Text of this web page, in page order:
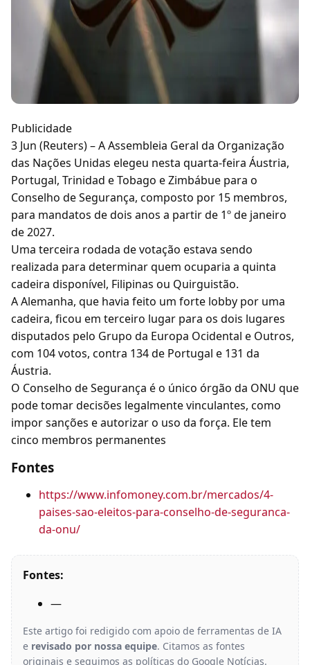
Publicidade
3 Jun (Reuters) – A Assembleia Geral da Organização
das Nações Unidas elegeu nesta quarta-feira Áustria,
Portugal, Trinidad e Tobago e Zimbábue para o
Conselho de Segurança, composto por 15 membros,
para mandatos de dois anos a partir de 1º de janeiro
de 2027.
Uma terceira rodada de votação estava sendo
realizada para determinar quem ocuparia a quinta
cadeira disponível, Filipinas ou Quirguistão.
A Alemanha, que havia feito um forte lobby por uma
cadeira, ficou em terceiro lugar para os dois lugares
disputados pelo Grupo da Europa Ocidental e Outros,
com 104 votos, contra 134 de Portugal e 131 da
Áustria.
O Conselho de Segurança é o único órgão da ONU que
pode tomar decisões legalmente vinculantes, como
impor sanções e autorizar o uso da força. Ele tem
cinco membros permanentes
Fontes
https://www.infomoney.com.br/mercados/4-
paises-sao-eleitos-para-conselho-de-seguranca-
da-onu/
Fontes:
—
Este artigo foi redigido com apoio de ferramentas de IA
e revisado por nossa equipe. Citamos as fontes
originais e seguimos as políticas do Google Notícias.